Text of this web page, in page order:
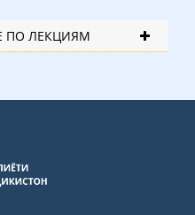
ПО ЛЕКЦИЯМ